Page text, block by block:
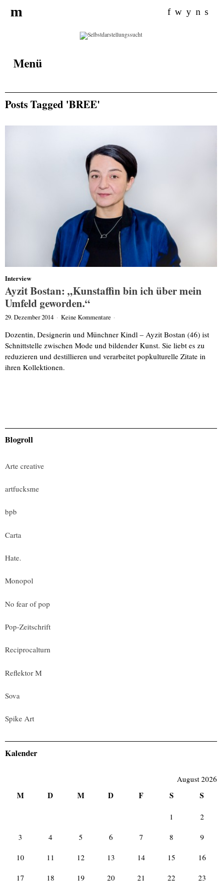
f w y n s
m
Menü
Posts Tagged 'BREE'
Interview
Ayzit Bostan: „Kunstaffin bin ich über mein
Umfeld geworden.“
29. Dezember 2014 · Keine Kommentare ·
Dozentin, Designerin und Münchner Kindl – Ayzit Bostan (46) ist
Schnittstelle zwischen Mode und bildender Kunst. Sie liebt es zu
reduzieren und destillieren und verarbeitet popkulturelle Zitate in
ihren Kollektionen.
Blogroll
Arte creative
artfucksme
bpb
Carta
Hate.
Monopol
No fear of pop
Pop-Zeitschrift
Reciprocalturn
Reflektor M
Sova
Spike Art
Kalender
August 2026
M D M D F S S
1 2
3 4 5 6 7 8 9
10 11 12 13 14 15 16
17 18 19 20 21 22 23